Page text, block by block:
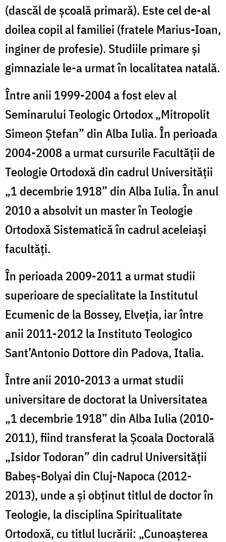
(dascăl de școală primară). Este cel de-al
doilea copil al familiei (fratele Marius-Ioan,
inginer de profesie). Studiile primare și
gimnaziale le-a urmat în localitatea natală.
Între anii 1999-2004 a fost elev al
Seminarului Teologic Ortodox „Mitropolit
Simeon Ștefan” din Alba Iulia. În perioada
2004-2008 a urmat cursurile Facultății de
Teologie Ortodoxă din cadrul Universității
„1 decembrie 1918” din Alba Iulia. În anul
2010 a absolvit un master în Teologie
Ortodoxă Sistematică în cadrul aceleiași
facultăți.
În perioada 2009-2011 a urmat studii
superioare de specialitate la Institutul
Ecumenic de la Bossey, Elveția, iar între
anii 2011-2012 la Instituto Teologico
Sant’Antonio Dottore din Padova, Italia.
Între anii 2010-2013 a urmat studii
universitare de doctorat la Universitatea
„1 decembrie 1918” din Alba Iulia (2010-
2011), fiind transferat la Școala Doctorală
„Isidor Todoran” din cadrul Universității
Babeș-Bolyai din Cluj-Napoca (2012-
2013), unde a și obținut titlul de doctor în
Teologie, la disciplina Spiritualitate
Ortodoxă, cu titlul lucrării: „Cunoaşterea